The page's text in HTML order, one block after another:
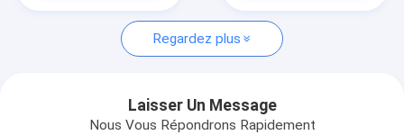
Agents de chélation en métal
additifs
Regardez plus
Laisser Un Message
Nous Vous Répondrons Rapidement